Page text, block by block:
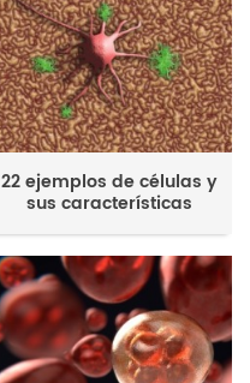
22 ejemplos de células y
sus características